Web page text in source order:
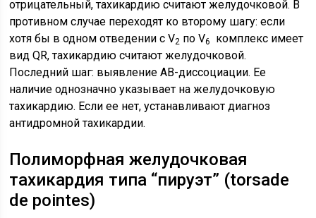
отрицательный, тахикардию считают желудочковой. В
противном случае переходят ко второму шагу: если
хотя бы в одном отведении с V2 по V6
комплекс имеет
вид QR, тахикардию считают желудочковой.
Последний шаг: выявление АВ-диссоциации. Ее
наличие однозначно указывает на желудочковую
тахикардию. Если ее нет, устанавливают диагноз
антидромной тахикардии.
Полиморфная желудочковая
тахикардия типа “пируэт” (torsade
de pointes)